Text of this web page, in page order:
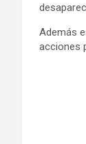
Además
acciones